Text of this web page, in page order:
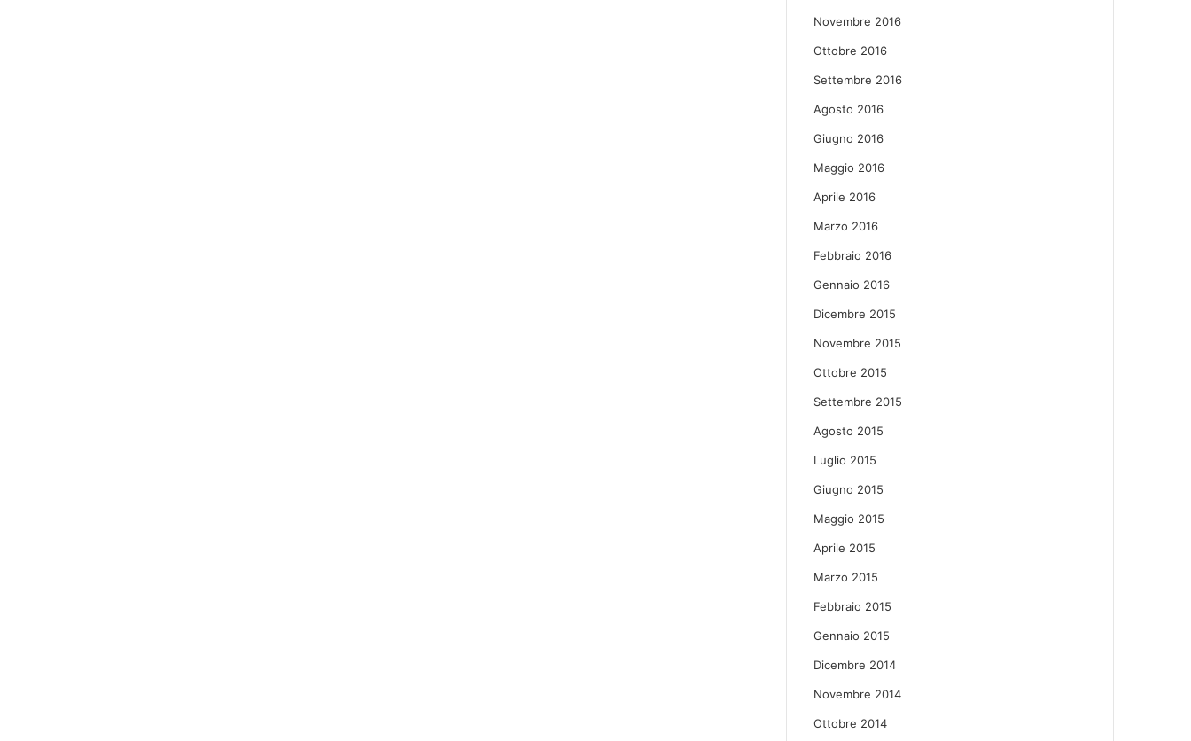
Novembre 2016
Ottobre 2016
Settembre 2016
Agosto 2016
Giugno 2016
Maggio 2016
Aprile 2016
Marzo 2016
Febbraio 2016
Gennaio 2016
Dicembre 2015
Novembre 2015
Ottobre 2015
Settembre 2015
Agosto 2015
Luglio 2015
Giugno 2015
Maggio 2015
Aprile 2015
Marzo 2015
Febbraio 2015
Gennaio 2015
Dicembre 2014
Novembre 2014
Ottobre 2014